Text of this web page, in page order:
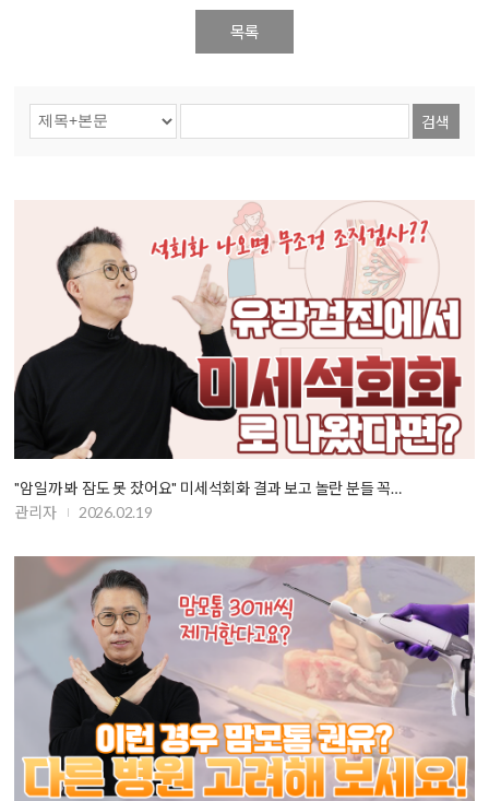
목록
검색
"암일까 봐 잠도 못 잤어요" 미세석회화 결과 보고 놀란 분들 꼭…
관리자
2026.02.19